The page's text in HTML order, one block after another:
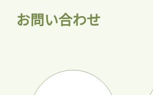
お問い合わせ